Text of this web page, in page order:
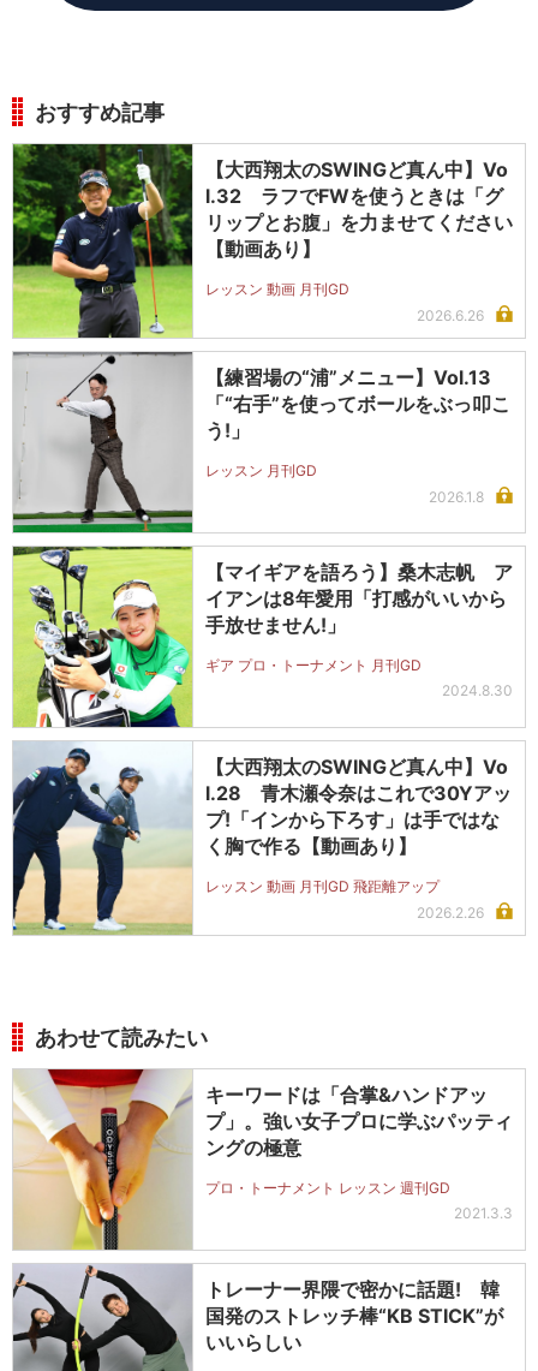
おすすめ記事
【大西翔太のSWINGど真ん中】Vo
l.32 ラフでFWを使うときは「グ
リップとお腹」を力ませてください
【動画あり】
レッスン 動画 月刊GD
2026.6.26
【練習場の“浦”メニュー】Vol.13
「“右手”を使ってボールをぶっ叩こ
う!」
レッスン 月刊GD
2026.1.8
【マイギアを語ろう】桑木志帆 ア
イアンは8年愛用「打感がいいから
手放せません!」
ギア プロ・トーナメント 月刊GD
2024.8.30
【大西翔太のSWINGど真ん中】Vo
l.28 青木瀬令奈はこれで30Yアッ
プ!「インから下ろす」は手ではな
く胸で作る【動画あり】
レッスン 動画 月刊GD 飛距離アップ
2026.2.26
あわせて読みたい
キーワードは「合掌&ハンドアッ
プ」。強い女子プロに学ぶパッティ
ングの極意
プロ・トーナメント レッスン 週刊GD
2021.3.3
トレーナー界隈で密かに話題! 韓
国発のストレッチ棒“KB STICK”が
いいらしい